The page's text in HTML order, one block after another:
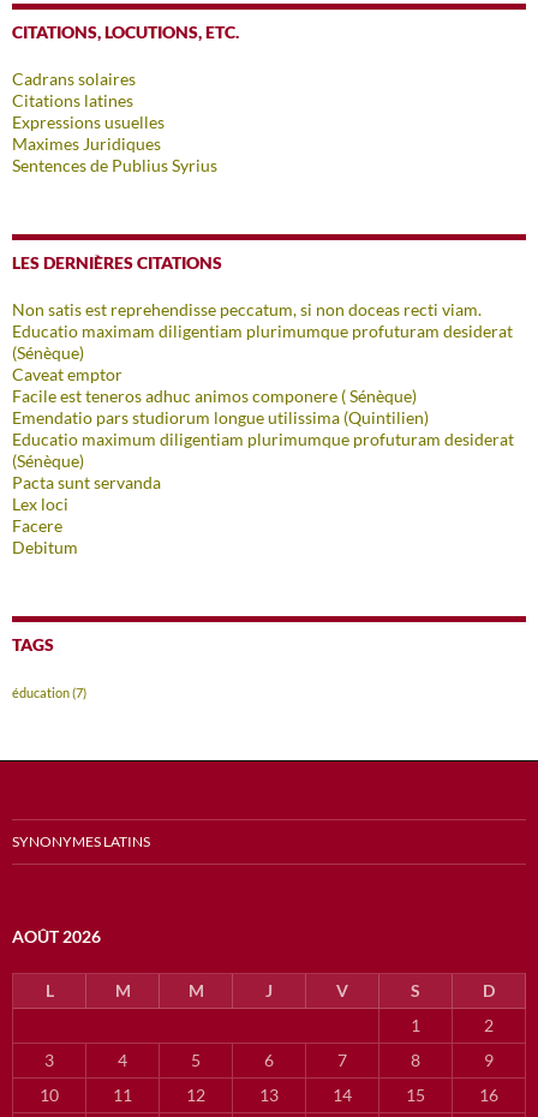
CITATIONS, LOCUTIONS, ETC.
Cadrans solaires
Citations latines
Expressions usuelles
Maximes Juridiques
Sentences de Publius Syrius
LES DERNIÈRES CITATIONS
Non satis est reprehendisse peccatum, si non doceas recti viam.
Educatio maximam diligentiam plurimumque profuturam desiderat
(Sénèque)
Caveat emptor
Facile est teneros adhuc animos componere ( Sénèque)
Emendatio pars studiorum longue utilissima (Quintilien)
Educatio maximum diligentiam plurimumque profuturam desiderat
(Sénèque)
Pacta sunt servanda
Lex loci
Facere
Debitum
TAGS
éducation(7)
SYNONYMES LATINS
AOÛT 2026
L M M J V S
D
1
2
3
4 5 6 7 8
9
10
11 12 13 14 15 16